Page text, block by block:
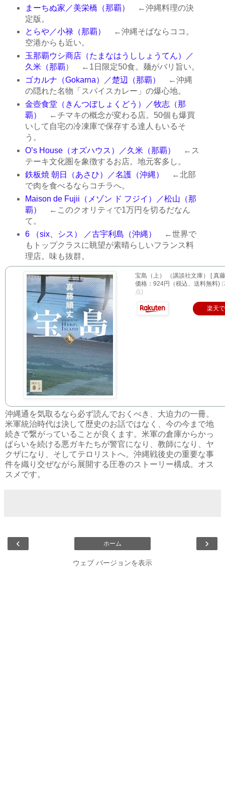
まーちぬ家／美栄橋（那覇）
←沖縄料理の決
定版。
とらや／小禄（那覇）
←沖縄そばならココ。
空港からも近い。
玉那覇ウシ商店（たまなはうししょうてん）／
久米（那覇） ←1日限定50食。麺がバリ旨い。
ゴカルナ（Gokarna）／楚辺（那覇）
←沖縄
の隠れた名物「スパイスカレー」の爆心地。
金壺食堂（きんつぼしょくどう）／牧志（那
覇）
←チマキの概念が変わる店。50個も爆買
いして自宅の冷凍庫で保存する達人もいるそ
う。
O’s House（オズハウス）／久米（那覇）
←ス
テーキ文化圏を象徴するお店。地元客多し。
鉄板焼 朝日（あさひ）／名護（沖縄）
←北部
で肉を食べるならコチラへ。
Maison de Fujii（メゾン ド フジイ）／松山（那
覇）
←このクオリティで1万円を切るだなん
て。
6 （six、シス） ／古宇利島（沖縄）
←世界で
もトップクラスに眺望が素晴らしいフランス料
理店。味も抜群。
宝島（上） （講談社文庫） [ 真
価格：924円（税込、送料無料)
点)
楽天
沖縄通を気取るなら必ず読んでおくべき、大迫力の一冊。
米軍統治時代は決して歴史のお話ではなく、今の今まで地
続きで繋がっていることが良くます。米軍の倉庫からかっ
ぱらいを続ける悪ガキたちが警官になり、教師になり、ヤ
クザになり、そしてテロリストへ。沖縄戦後史の重要な事
件を織り交ぜながら展開する圧巻のストーリー構成。オス
スメです。
‹ ›
ホーム
ウェブ バージョンを表示